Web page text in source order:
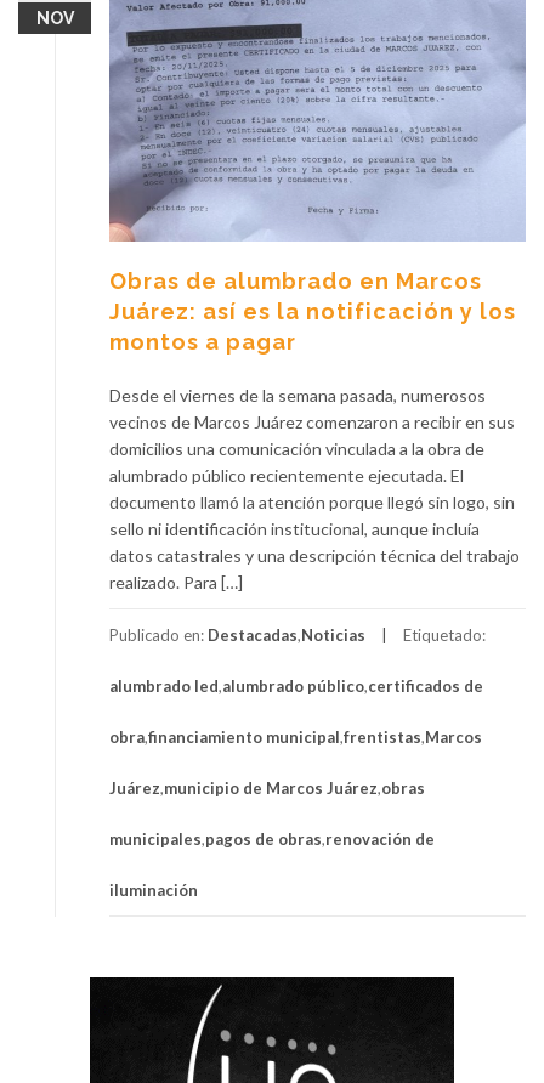
NOV
Obras de alumbrado en Marcos
Juárez: así es la notificación y los
montos a pagar
Desde el viernes de la semana pasada, numerosos
vecinos de Marcos Juárez comenzaron a recibir en sus
domicilios una comunicación vinculada a la obra de
alumbrado público recientemente ejecutada. El
documento llamó la atención porque llegó sin logo, sin
sello ni identificación institucional, aunque incluía
datos catastrales y una descripción técnica del trabajo
realizado. Para […]
Publicado en: Destacadas,Noticias Etiquetado:
alumbrado led,alumbrado público,certificados de
obra,financiamiento municipal,frentistas,Marcos
Juárez,municipio de Marcos Juárez,obras
municipales,pagos de obras,renovación de
iluminación